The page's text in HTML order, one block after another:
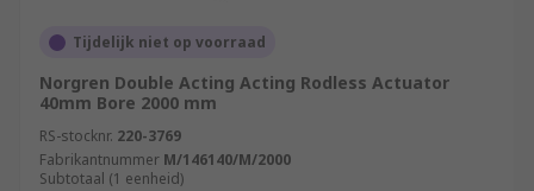
Tijdelijk niet op voorraad
Norgren Double Acting Acting Rodless Actuator
40mm Bore 2000 mm
RS-stocknr. 220-3769
Fabrikantnummer M/146140/M/2000
Subtotaal (1 eenheid)